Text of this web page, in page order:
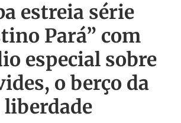
estreia série
Pará” com
especial sobre
o berço da
liberdade